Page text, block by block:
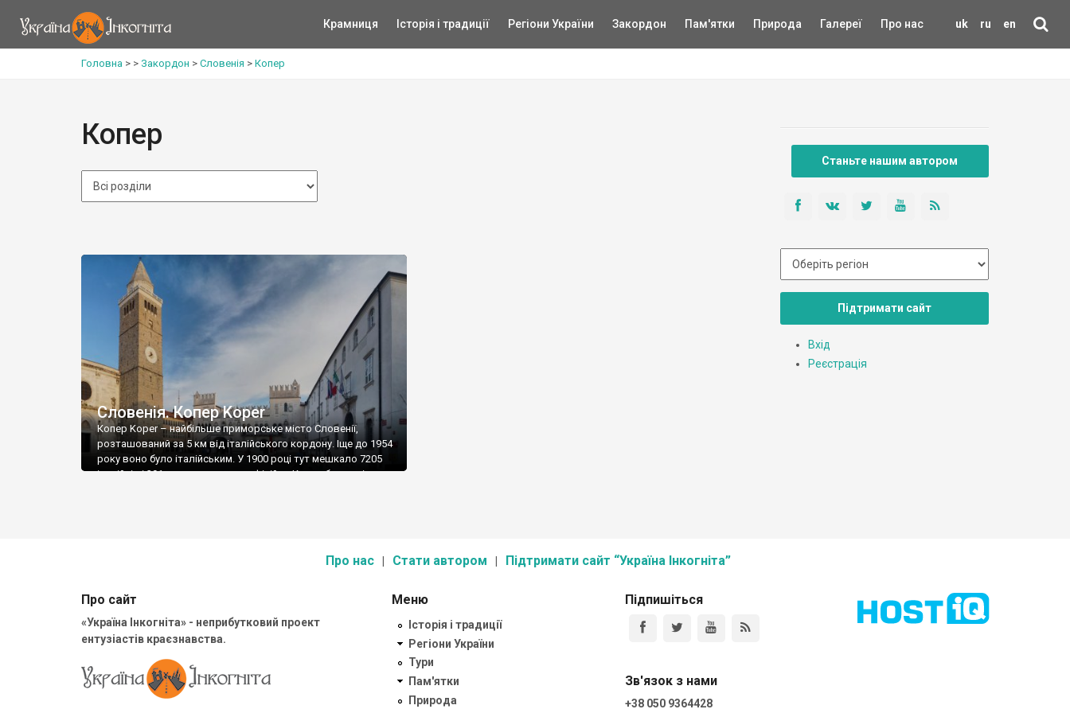
uk ru en
Крамниця Історія і традиції Регіони України Закордон Пам'ятки Природа Галереї Про нас
Головна > > Закордон > Словенія > Копер
Копер
Словенія. Копер Koper
Копер Koper – найбільше приморське місто Словенії,
розташований за 5 км від італійського кордону. Іще до 1954
року воно було італійським. У 1900 році тут мешкало 7205
італійців і 391 словенець, хоча офіційно Копер був тоді
Станьте нашим автором
Підтримати сайт
Вхід
Реєстрація
Про нас Стати автором Підтримати сайт “Україна Інкогніта”
Про сайт
«Україна Інкогніта» - неприбутковий проект
ентузіастів краєзнавства.
Меню
Історія і традиції
Регіони України
Тури
Пам'ятки
Природа
Підпишіться
Зв'язок з нами
+38 050 9364428